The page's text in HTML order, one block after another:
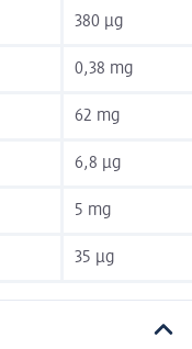
380 µg
0,38 mg
62 mg
6,8 µg
5 mg
35 µg